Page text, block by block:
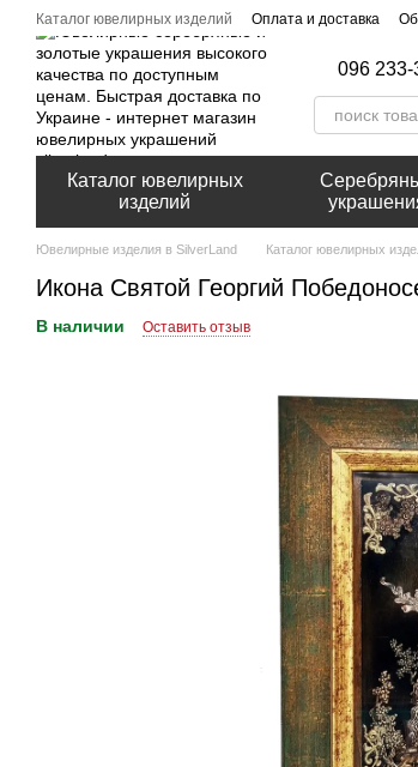
Перейти к основному контенту
Каталог ювелирных изделий Оплата и доставка
096 233-
Каталог ювелирных
изделий
Ювелирные изделия в SilverLand Каталог ювелирных
Икона Святой Георгий
В наличии Оставить отзыв